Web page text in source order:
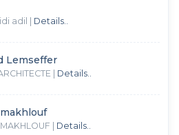
adil Details..
Lemseffer
Details..
Details..